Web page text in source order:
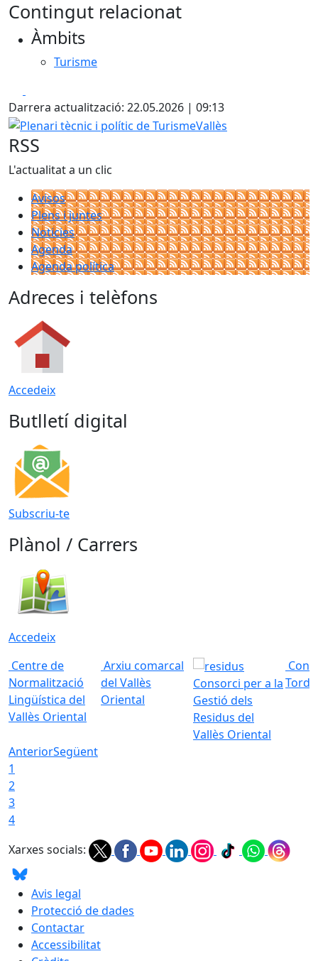
Contingut relacionat
Àmbits
Turisme
Darrera actualització: 22.05.2026 | 09:13
Plenari tècnic i polític de TurismeVallès
RSS
L'actualitat a un clic
Avisos
Plens i juntes
Noticies
Agenda
Agenda política
Adreces i telèfons
Accedeix
Butlletí digital
Subscriu-te
Plànol / Carrers
Accedeix
Centre de
Normalització
Lingüística del
Vallès Oriental
Arxiu comarcal
del Vallès
Oriental
Consorci per a la
Gestió dels
Residus del
Vallès Oriental
AnteriorSegüent
1
2
3
4
Xarxes socials:
Avis legal
Protecció de dades
Contactar
Accessibilitat